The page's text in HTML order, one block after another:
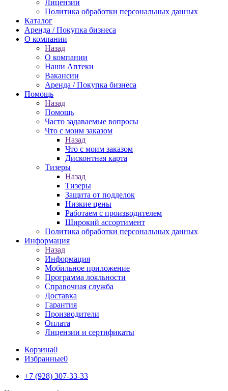
Лицензии
Политика обработки персональных данных
Каталог
Аренда / Покупка бизнеса
О компании
Назад
О компании
Наши Аптеки
Вакансии
Аренда / Покупка бизнеса
Помощь
Назад
Помощь
Часто задаваемые вопросы
Что с моим заказом
Назад
Что с моим заказом
Дисконтная карта
Тизеры
Назад
Тизеры
Защита от подделок
Низкие цены
Работаем с производителем
Широкий ассортимент
Политика обработки персональных данных
Информация
Назад
Информация
Мобильное приложение
Программа лояльности
Справочная служба
Доставка
Гарантия
Производители
Оплата
Лицензии и сертификаты
Корзина0
Избранные0
+7 (928) 307-33-33